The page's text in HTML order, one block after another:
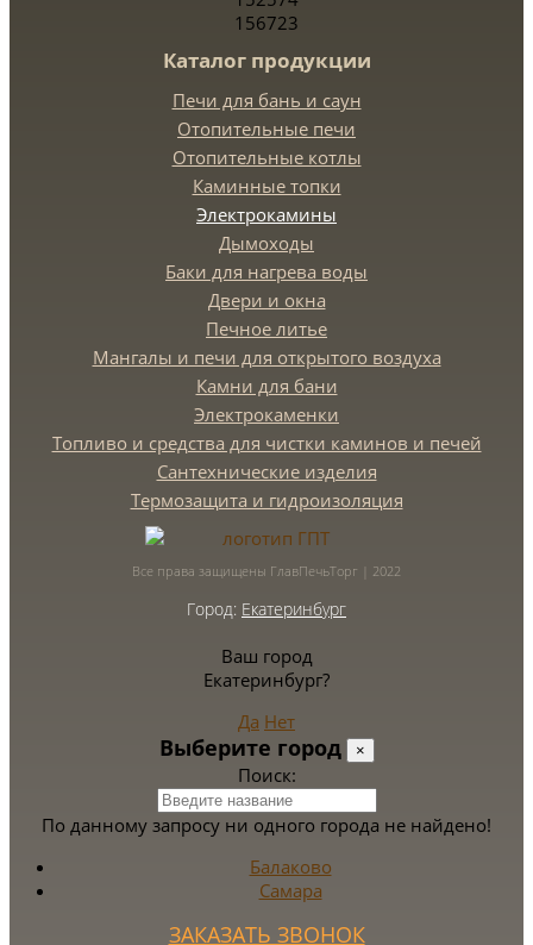
156723
Каталог продукции
Печи для бань и саун
Отопительные печи
Отопительные котлы
Каминные топки
Электрокамины
Дымоходы
Баки для нагрева воды
Двери и окна
Печное литье
Мангалы и печи для открытого воздуха
Камни для бани
Электрокаменки
Топливо и средства для чистки каминов и печей
Сантехнические изделия
Термозащита и гидроизоляция
Все права защищены ГлавПечьТорг | 2022
Город: Екатеринбург
Ваш город
Екатеринбург?
Да Нет
Выберите город ×
Поиск:
По данному запросу ни одного города не найдено!
Балаково
Самара
ЗАКАЗАТЬ ЗВОНОК